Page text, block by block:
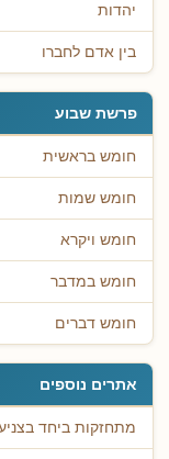
יהדות
בין אדם לחברו
פרשת שבוע
חומש בראשית
חומש שמות
חומש ויקרא
חומש במדבר
חומש דברים
אתרים נוספים
מתחזקות ביחד